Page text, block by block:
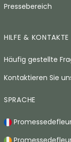
Pressebereich
HILFE & KONTAKTE
Häufig gestellte
Kontaktieren Sie
SPRACHE